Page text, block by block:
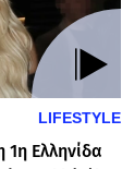
LIFESTYLE
1η Ελληνίδα